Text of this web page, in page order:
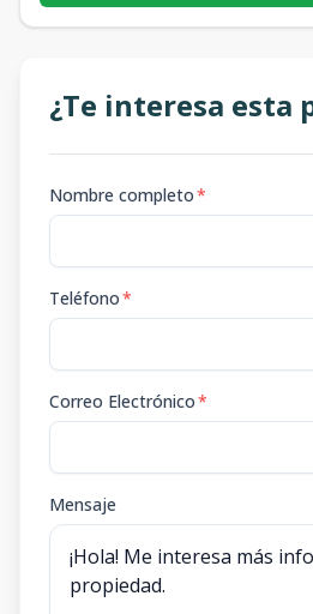
¿Te interesa esta
Nombre completo*
Teléfono*
Correo Electrónico*
Mensaje